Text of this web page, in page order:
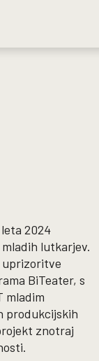
2024
lutkarjev.
uprizoritve
BiTeater, s
mladim
produkcijskih
znotraj